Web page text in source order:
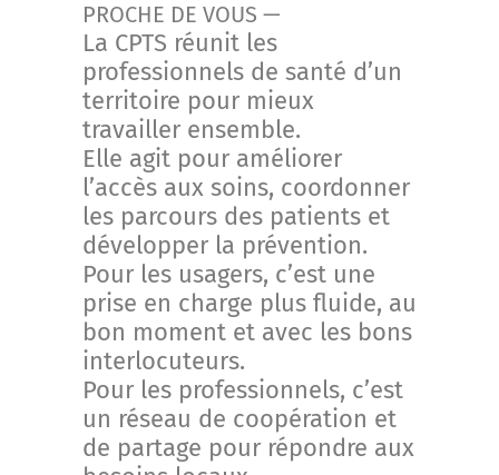
PROCHE DE VOUS —
La CPTS réunit les
professionnels de santé d’un
territoire pour mieux
travailler ensemble.
Elle agit pour améliorer
l’accès aux soins, coordonner
les parcours des patients et
développer la prévention.
Pour les usagers, c’est une
prise en charge plus fluide, au
bon moment et avec les bons
interlocuteurs.
Pour les professionnels, c’est
un réseau de coopération et
de partage pour répondre aux